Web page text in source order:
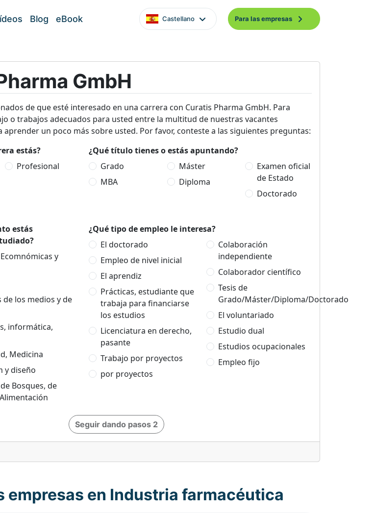
Blog eBook Castellano Para las empresas
GmbH
de que esté interesado en una carrera con Curatis Pharma GmbH. Para
o trabajos adecuados para usted entre la multitud de nuestras vacantes
aprender un poco más sobre usted. Por favor, conteste a las siguientes preguntas:
estás?
Profesional
¿Qué título tienes o estás apuntando?
Grado
MBA
Máster
Diploma
Examen oficial
de Estado
Doctorado
estás
y
de los medios y de
informática,
Medicina
y diseño
Bosques, de
¿Qué tipo de empleo le interesa?
El doctorado
Empleo de nivel inicial
El aprendiz
Prácticas, estudiante que
trabaja para financiarse
los estudios
Licenciatura en derecho,
pasante
Trabajo por proyectos
por proyectos
Colaboración
independiente
Colaborador científico
Tesis de
Grado/Máster/Diploma/Doctorado
El voluntariado
Estudio dual
Estudios ocupacionales
Empleo fijo
Seguir dando pasos 2
empresas en Industria farmacéutica